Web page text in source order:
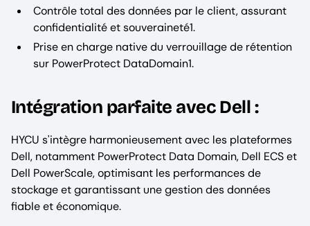
Contrôle total des données par le client, assurant
confidentialité et souveraineté1.
Prise en charge native du verrouillage de rétention
sur PowerProtect DataDomain1.
Intégration parfaite avec Dell :
HYCU s'intègre harmonieusement avec les plateformes
Dell, notamment PowerProtect Data Domain, Dell ECS et
Dell PowerScale, optimisant les performances de
stockage et garantissant une gestion des données
fiable et économique.